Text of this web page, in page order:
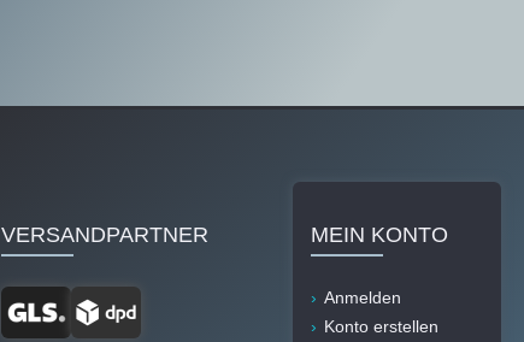
VERSANDPARTNER MEIN KONTO
Anmelden
Konto erstellen